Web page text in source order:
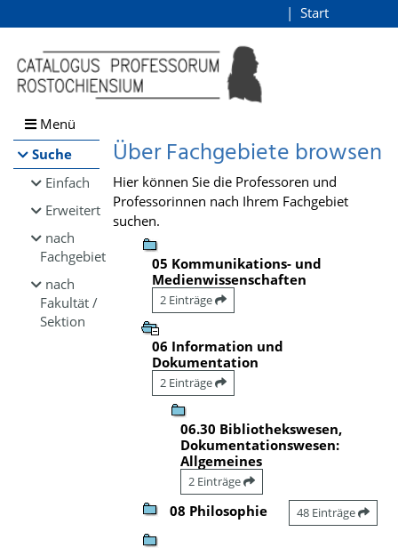
Browsen
direkt zum Inhalt
Start
Menü
Suche
Einfach
Erweitert
nach
Fachgebiet
nach
Fakultät /
Sektion
Über Fachgebiete browsen
Hier können Sie die Professoren und
Professorinnen nach Ihrem Fachgebiet
suchen.
05 Kommunikations- und
Medienwissenschaften
2 Einträge
06 Information und
Dokumentation
2 Einträge
06.30 Bibliothekswesen,
Dokumentationswesen:
Allgemeines
2 Einträge
08 Philosophie 48 Einträge